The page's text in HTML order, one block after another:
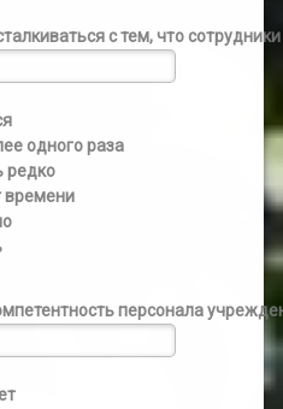
с тем, что
одного раза
редко
времени
персонала